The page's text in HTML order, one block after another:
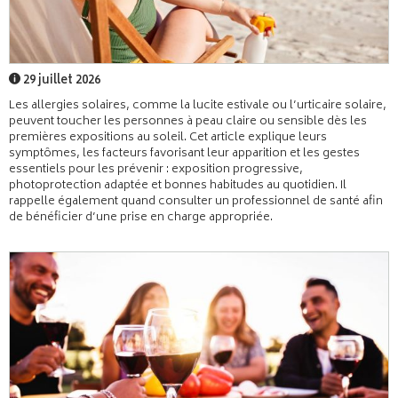
29 juillet 2026
Les allergies solaires, comme la lucite estivale ou l’urticaire solaire,
peuvent toucher les personnes à peau claire ou sensible dès les
premières expositions au soleil. Cet article explique leurs
symptômes, les facteurs favorisant leur apparition et les gestes
essentiels pour les prévenir : exposition progressive,
photoprotection adaptée et bonnes habitudes au quotidien. Il
rappelle également quand consulter un professionnel de santé afin
de bénéficier d’une prise en charge appropriée.